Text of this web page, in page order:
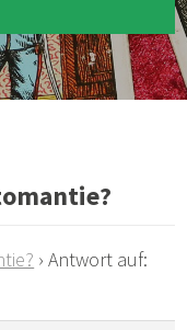
› Antwort auf: